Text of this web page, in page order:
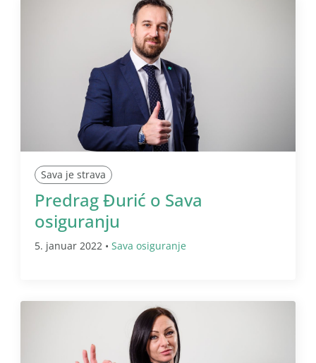
Sava je strava
Predrag Đurić o Sava
osiguranju
5. januar 2022 • Sava osiguranje